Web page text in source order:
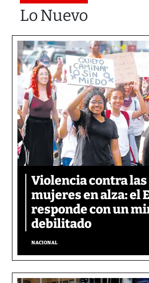
Lo Nuevo
Violencia contra las
mujeres en alza: el
responde con un
debilitado
NACIONAL